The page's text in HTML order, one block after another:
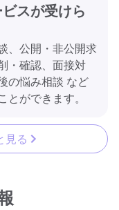
スが受けら
、公開・非公開求
・確認、面接対
の悩み相談 など
ができます。
見る